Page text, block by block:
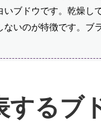
ブドウです。乾燥し
いのが特徴です。ブ
するブ